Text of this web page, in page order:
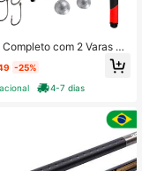
com 2 Varas 2
Porta isca Pega Peixe Bo
-25%
4-7 dias